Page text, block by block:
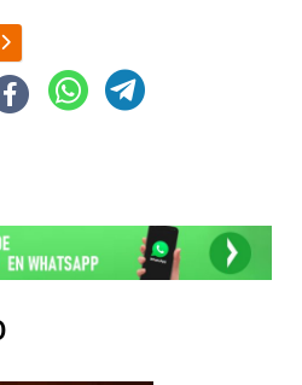
sobre la gestión de Milei: "Es
El Gobierno reglamentó la